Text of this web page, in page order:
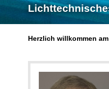
Herzlich willkommen am